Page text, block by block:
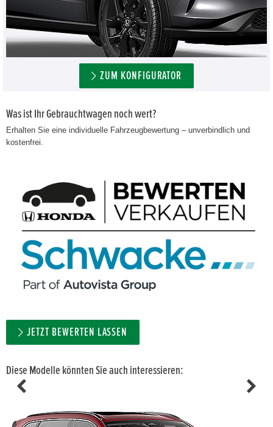
ZUM KONFIGURATOR
Was ist Ihr Gebrauchtwagen noch wert?
Erhalten Sie eine individuelle Fahrzeugbewertung – unverbindlich und
kostenfrei.
JETZT BEWERTEN LASSEN
Diese Modelle könnten Sie auch interessieren: